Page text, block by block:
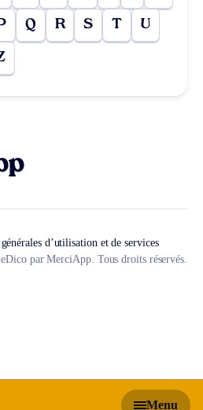
Menu
Q R S T U
d’utilisation et de services
par MerciApp. Tous droits réservés.